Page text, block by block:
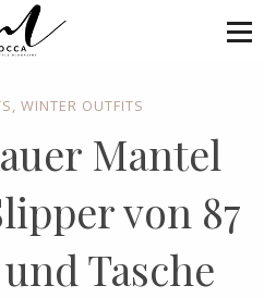
, WINTER OUTFITS
Mantel
von 87
Tasche